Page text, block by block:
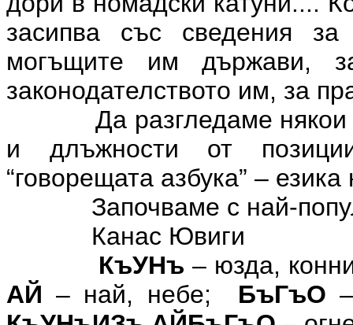
засипва със сведения
могъщите им държави,
законодателството им, за
Да разгледаме някои
и длъжности от
“говорещата азбука” –
Започваме с най-
Канас Ювиги
КъУНъ – юзда,
АЙ – най, небе; БъГъО